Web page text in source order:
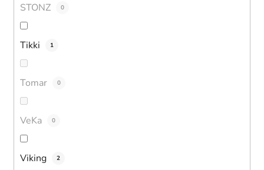
STONZ 0
Tikki 1
Tomar 0
VeKa 0
Viking 2